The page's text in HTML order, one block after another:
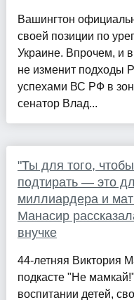
Вашингтон
своей позиции по
Украине. Впрочем, и
не изменит подходы
успехами ВС РФ в
сенатор Влад...
"Ты для того,
подтирать — это
миллиардера и
Манасир
внучке
44-летняя Виктория
подкасте "Не
воспитании детей,